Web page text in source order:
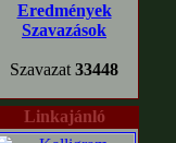
Eredmények
Szavazások
Szavazat 33448
Linkajánló